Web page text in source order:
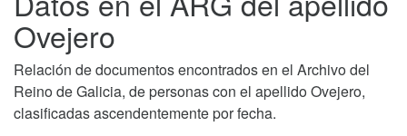
Ovejero
Relación de documentos encontrados en el Archivo del
Reino de Galicia, de personas con el apellido Ovejero,
clasificadas ascendentemente por fecha.